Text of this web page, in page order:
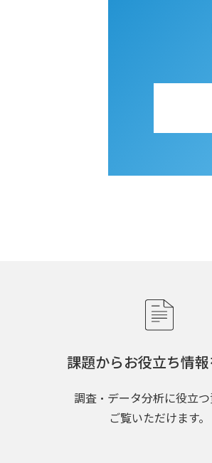
課題からお役立ち情
調査・データ分析に役立
ご覧いただけます。